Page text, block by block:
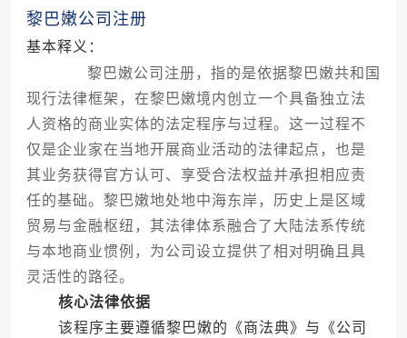
黎巴嫩公司注册
基本释义：
黎巴嫩公司注册，指的是依据黎巴嫩共和国
现行法律框架，在黎巴嫩境内创立一个具备独立法
人资格的商业实体的法定程序与过程。这一过程不
仅是企业家在当地开展商业活动的法律起点，也是
其业务获得官方认可、享受合法权益并承担相应责
任的基础。黎巴嫩地处地中海东岸，历史上是区域
贸易与金融枢纽，其法律体系融合了大陆法系传统
与本地商业惯例，为公司设立提供了相对明确且具
灵活性的路径。
核心法律依据
该程序主要遵循黎巴嫩的《商法典》与《公司